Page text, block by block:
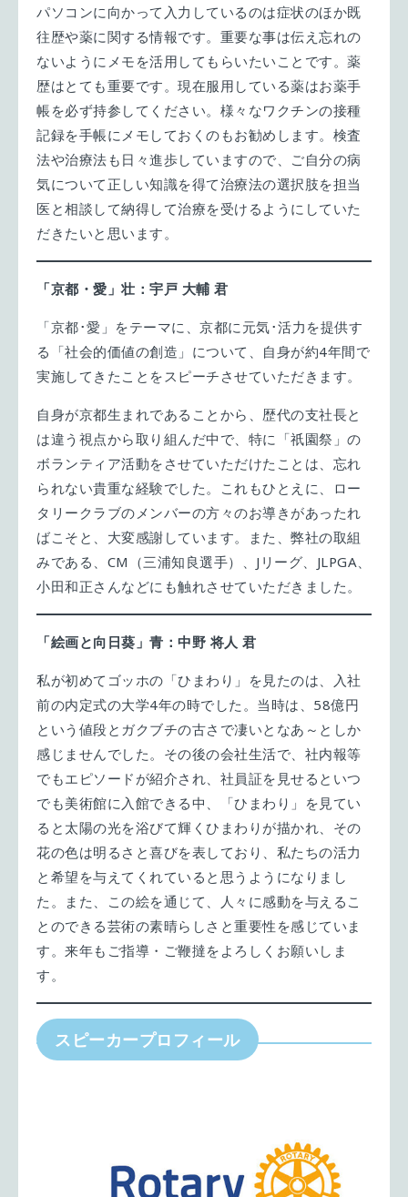
パソコンに向かって入力しているのは症状のほか既
往歴や薬に関する情報です。重要な事は伝え忘れの
ないようにメモを活用してもらいたいことです。薬
歴はとても重要です。現在服用している薬はお薬手
帳を必ず持参してください。様々なワクチンの接種
記録を手帳にメモしておくのもお勧めします。検査
法や治療法も日々進歩していますので、ご自分の病
気について正しい知識を得て治療法の選択肢を担当
医と相談して納得して治療を受けるようにしていた
だきたいと思います。
「京都・愛」壮：宇戸 大輔 君
「京都･愛」をテーマに、京都に元気･活力を提供す
る「社会的価値の創造」について、自身が約4年間で
実施してきたことをスピーチさせていただきます。
自身が京都生まれであることから、歴代の支社長と
は違う視点から取り組んだ中で、特に「祇園祭」の
ボランティア活動をさせていただけたことは、忘れ
られない貴重な経験でした。これもひとえに、ロー
タリークラブのメンバーの方々のお導きがあったれ
ばこそと、大変感謝しています。また、弊社の取組
みである、CM（三浦知良選手）、Jリーグ、JLPGA、
小田和正さんなどにも触れさせていただきました。
「絵画と向日葵」青：中野 将人 君
私が初めてゴッホの「ひまわり」を見たのは、入社
前の内定式の大学4年の時でした。当時は、58億円
という値段とガクブチの古さで凄いとなあ～としか
感じませんでした。その後の会社生活で、社内報等
でもエピソードが紹介され、社員証を見せるといつ
でも美術館に入館できる中、「ひまわり」を見てい
ると太陽の光を浴びて輝くひまわりが描かれ、その
花の色は明るさと喜びを表しており、私たちの活力
と希望を与えてくれていると思うようになりまし
た。また、この絵を通じて、人々に感動を与えるこ
とのできる芸術の素晴らしさと重要性を感じていま
す。来年もご指導・ご鞭撻をよろしくお願いしま
す。
スピーカープロフィール